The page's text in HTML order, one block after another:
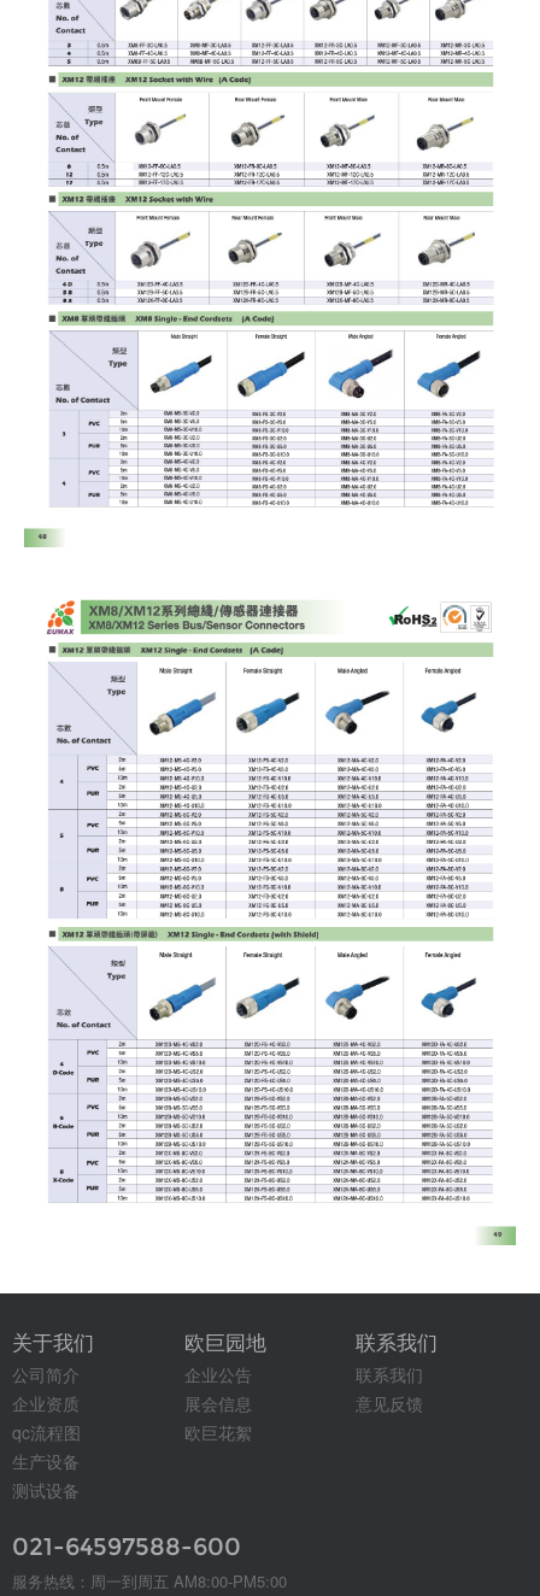
关于我们
公司简介
企业资质
qc流程图
生产设备
测试设备
欧巨园地
企业公告
展会信息
欧巨花絮
联系我们
联系我们
意见反馈
021-64597588-600
服务热线：周一到周五 AM8:00-PM5:00